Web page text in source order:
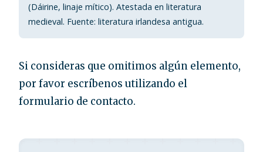
(Dáirine, linaje mítico). Atestada en literatura
medieval. Fuente: literatura irlandesa antigua.
Si consideras que omitimos algún elemento,
por favor escríbenos utilizando el
formulario de contacto.